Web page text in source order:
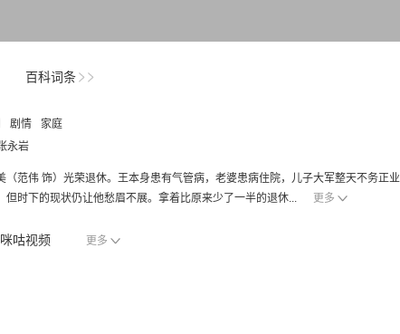
百科词条
剧情
家庭
永岩
范伟 饰）光荣退休。王本身患有气管病，老婆患病住院，儿子大军整天不务正
时下的现状仍让他愁眉不展。拿着比原来少了一半的退休...
更多
咪咕视频 更多